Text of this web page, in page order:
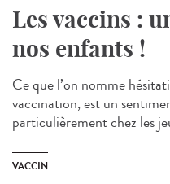
Les vaccins :
nos enfants !
Ce que l’on nomme
vaccination, est un
particulièrement chez les
VACCIN